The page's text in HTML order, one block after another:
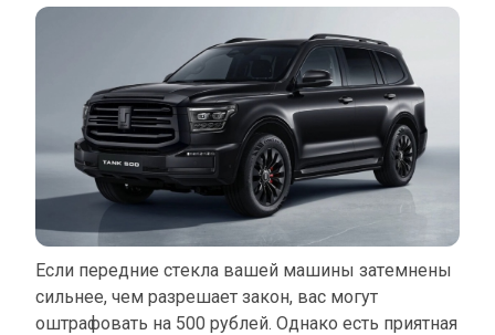
Если передние стекла вашей машины затемнены
сильнее, чем разрешает закон, вас могут
оштрафовать на 500 рублей. Однако есть приятная